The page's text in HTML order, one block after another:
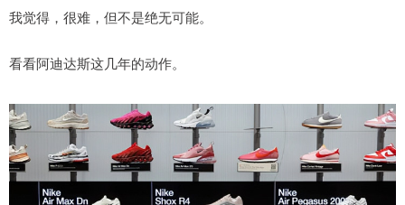
我觉得，很难，但不是绝无可能。
看看阿迪达斯这几年的动作。